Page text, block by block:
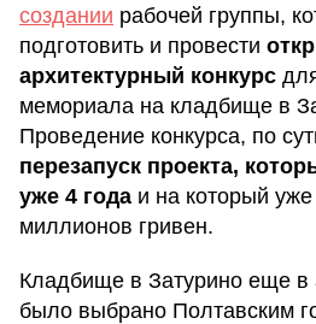
создании рабочей группы,
подготовить и провести
архитектурный конкурс
мемориала на кладбище в
Проведение конкурса, по
перезапуск проекта,
уже 4 года и на который
миллионов гривен.
Кладбище в Затурино еще в
было выбрано Полтавским